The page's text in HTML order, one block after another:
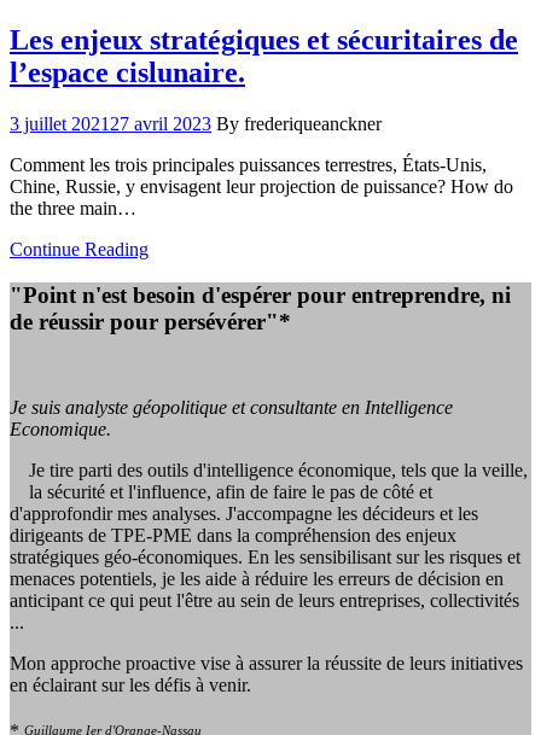
Les enjeux stratégiques et sécuritaires de
l’espace cislunaire.
3 juillet 2021 27 avril 2023 By frederiqueanckner
Comment les trois principales puissances terrestres, États-Unis,
Chine, Russie, y envisagent leur projection de puissance? How do
the three main…
Continue Reading
"Point n'est besoin d'espérer pour entreprendre, ni
de réussir pour persévérer"*
Je suis analyste géopolitique et consultante en Intelligence
Economique.
Je tire parti des outils d'intelligence économique, tels que la veille,
la sécurité et l'influence, afin de faire le pas de côté et
d'approfondir mes analyses. J'accompagne les décideurs et les
dirigeants de TPE-PME dans la compréhension des enjeux
stratégiques géo-économiques. En les sensibilisant sur les risques et
menaces potentiels, je les aide à réduire les erreurs de décision en
anticipant ce qui peut l'être au sein de leurs entreprises, collectivités
...
Mon approche proactive vise à assurer la réussite de leurs initiatives
en éclairant sur les défis à venir.
Guillaume Ier d'Orange-Nassau